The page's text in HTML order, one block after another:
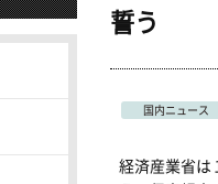
誓う
国内ニュース
経済産業省は